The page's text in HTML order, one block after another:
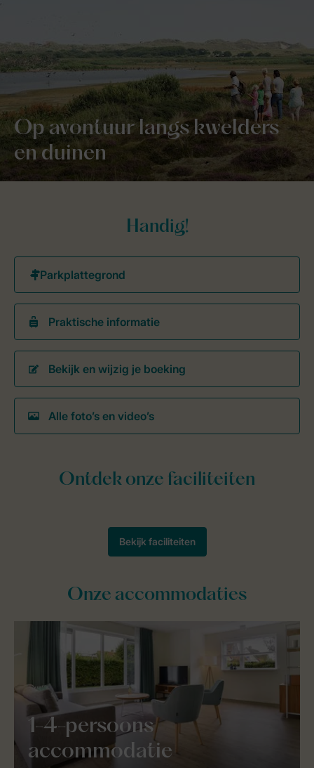
Op avontuur langs kwelders
en duinen
Handig!
Praktische informatie
Bekijk en wijzig je boeking
Alle foto’s en video’s
Onze accommodaties
1-4-persoons
accommodatie